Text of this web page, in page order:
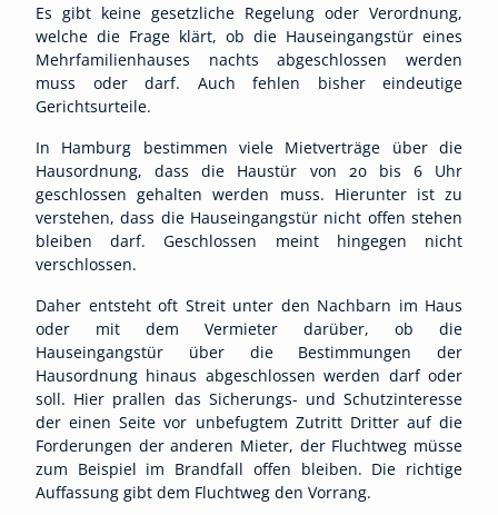
Es gibt keine gesetzliche Regelung oder Verordnung,
welche die Frage klärt, ob die Hauseingangstür eines
Mehrfamilienhauses nachts abgeschlossen werden
muss oder darf. Auch fehlen bisher eindeutige
Gerichtsurteile.
In Hamburg bestimmen viele Mietverträge über die
Hausordnung, dass die Haustür von 20 bis 6 Uhr
geschlossen gehalten werden muss. Hierunter ist zu
verstehen, dass die Hauseingangstür nicht offen stehen
bleiben darf. Geschlossen meint hingegen nicht
verschlossen.
Daher entsteht oft Streit unter den Nachbarn im Haus
oder mit dem Vermieter darüber, ob die
Hauseingangstür über die Bestimmungen der
Hausordnung hinaus abgeschlossen werden darf oder
soll. Hier prallen das Sicherungs- und Schutzinteresse
der einen Seite vor unbefugtem Zutritt Dritter auf die
Forderungen der anderen Mieter, der Fluchtweg müsse
zum Beispiel im Brandfall offen bleiben. Die richtige
Auffassung gibt dem Fluchtweg den Vorrang.